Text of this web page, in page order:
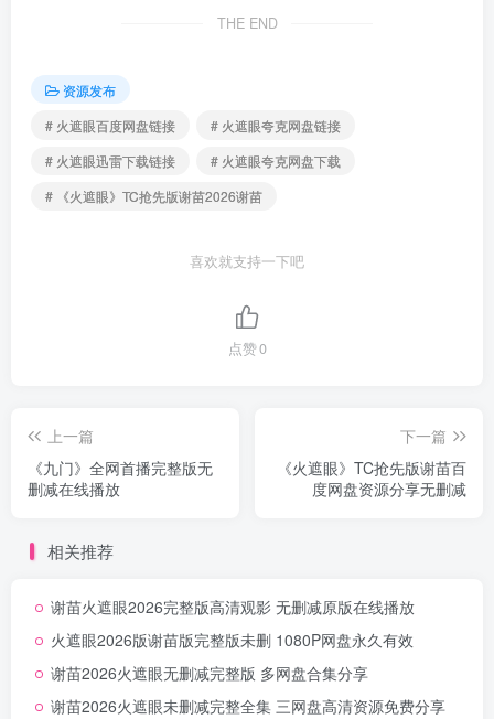
THE END
资源发布
# 火遮眼百度网盘链接
# 火遮眼夸克网盘链接
# 火遮眼迅雷下载链接
# 火遮眼夸克网盘下载
# 《火遮眼》TC抢先版谢苗2026谢苗
喜欢就支持一下吧
点赞0
上一篇
《九门》全网首播完整版无
删减在线播放
下一篇
《火遮眼》TC抢先版谢苗百
度网盘资源分享无删减
相关推荐
谢苗火遮眼2026完整版高清观影 无删减原版在线播放
火遮眼2026版谢苗版完整版未删 1080P网盘永久有效
谢苗2026火遮眼无删减完整版 多网盘合集分享
谢苗2026火遮眼未删减完整全集 三网盘高清资源免费分享